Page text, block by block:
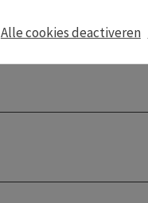
Alle cookies deactiveren